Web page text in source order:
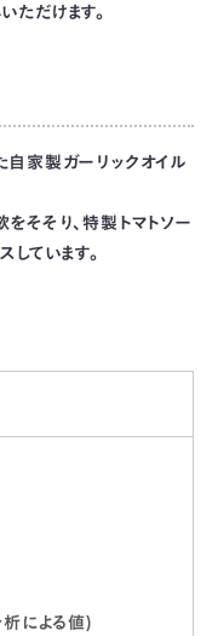
ただけます。
自家製ガーリックオイル
そそり、特製トマトソー
しています。
による値)